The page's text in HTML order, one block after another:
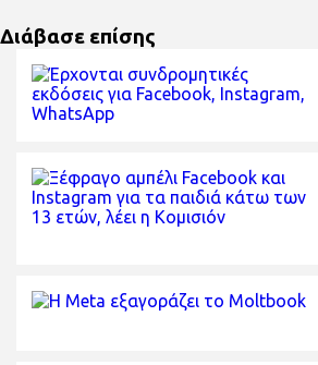
Διάβασε επίσης